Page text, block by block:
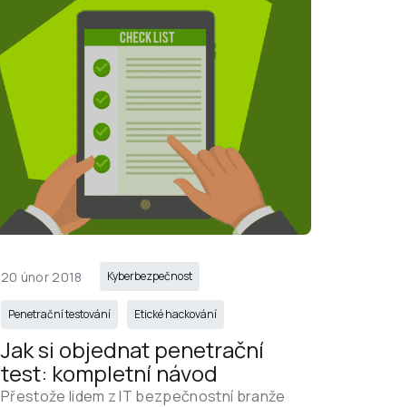
20 únor 2018 Kyberbezpečnost
Penetrační testování Etické hackování
Jak si objednat penetrační
test: kompletní návod
Přestože lidem z IT bezpečnostní branže